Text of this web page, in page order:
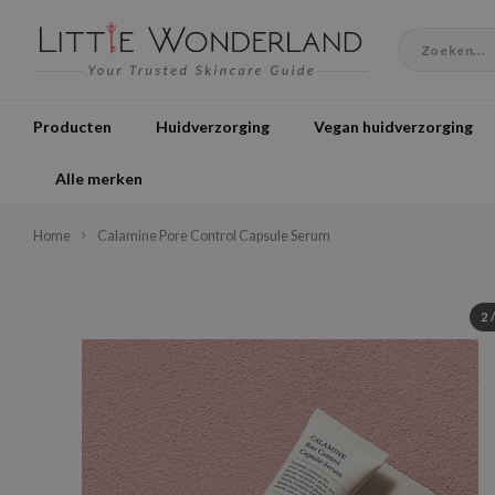
Producten Huidverzorging Vegan huidverzorging
Alle merken
Home Calamine Pore Control Capsule Serum
2